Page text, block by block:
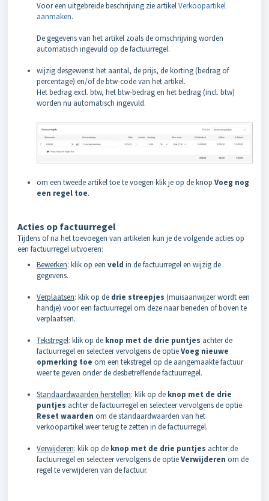
Voor een uitgebreide beschrijving zie artikelVerkoopartikel
aanmaken.
De gegevens van het artikel zoals de omschrijving worden
automatisch ingevuld op de factuurregel.
wijzig desgewenst het aantal, de prijs, de korting (bedrag of
percentage) en/of de btw-code van het artikel.
Het bedrag excl. btw, het btw-bedrag en het bedrag (incl. btw)
worden nu automatisch ingevuld.
om een tweede artikel toe te voegen klik je op de knop Voeg nog
een regel toe.
Acties op factuurregel
Tijdens of na het toevoegen van artikelen kun je de volgende acties op
een factuurregel uitvoeren:
Bewerken: klik op een veld in de factuurregel en wijzig de
gegevens.
Verplaatsen: klik op de drie streepjes (muisaanwijzer wordt een
handje) voor een factuurregel om deze naar beneden of boven te
verplaatsen.
Tekstregel: klik op de knop met de drie puntjes achter de
factuurregel en selecteer vervolgens de optieVoeg nieuwe
opmerking toe om een tekstregel op de aangemaakte factuur
weer te geven onder de desbetreffende factuurregel.
Standaardwaarden herstellen: klik op de knop met de drie
puntjes achter de factuurregel en selecteer vervolgens de optie
Reset waarden om de standaardwaarden van het
verkoopartikel weer terug te zetten in de factuurregel.
Verwijderen: klik op de knop met de drie puntjes achter de
factuurregel en selecteer vervolgens de optieVerwijderen om de
regel te verwijderen van de factuur.